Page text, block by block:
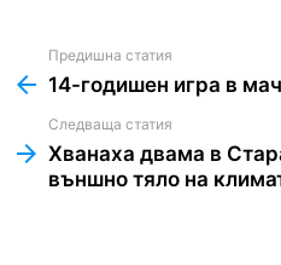
more
Предишна статия
14-годишен игра в
Следваща статия
Хванаха двама в
външно тяло на